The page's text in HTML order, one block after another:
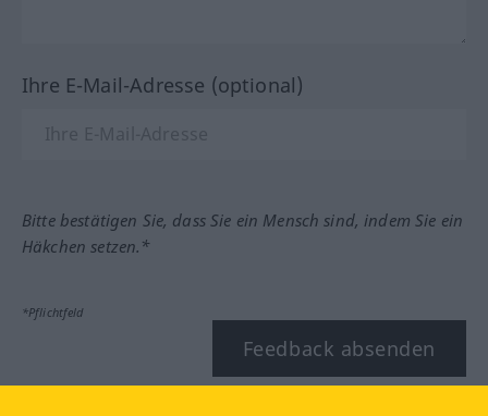
Ihre E-Mail-Adresse (optional)
Bitte bestätigen Sie, dass Sie ein Mensch sind, indem Sie ein
Häkchen setzen.*
*Pflichtfeld
Feedback absenden